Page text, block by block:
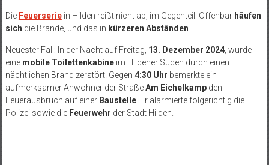
Die Feuerseriein Hilden reißt nicht ab, im Gegenteil: Offenbar häufen
sich die Brände, und das in kürzeren Abständen.
Neuester Fall: In der Nacht auf Freitag, 13. Dezember 2024, wurde
eine mobile Toilettenkabineim Hildener Süden durch einen
nächtlichen Brand zerstört. Gegen 4:30 Uhr bemerkte ein
aufmerksamer Anwohner der StraßeAm Eichelkampden
Feuerausbruch auf einer Baustelle. Er alarmierte folgerichtig die
Polizei sowie die Feuerwehr der Stadt Hilden.